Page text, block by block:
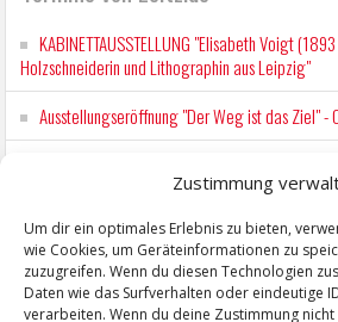
Zustimmung
Um dir ein optimales Erlebnis zu bieten,
wie Cookies, um Geräteinformationen zu
zuzugreifen. Wenn du diesen Technologien
Daten wie das Surfverhalten oder eindeutige
verarbeiten. Wenn du deine Zustimmung
KABINETTAUSSTELLUNG "Elisabeth Voigt
Holzschneiderin und Lithographin aus Leipzig"
Ausstellungseröffnung "Der Weg ist das Ziel" -
Kunstfest Zeitz